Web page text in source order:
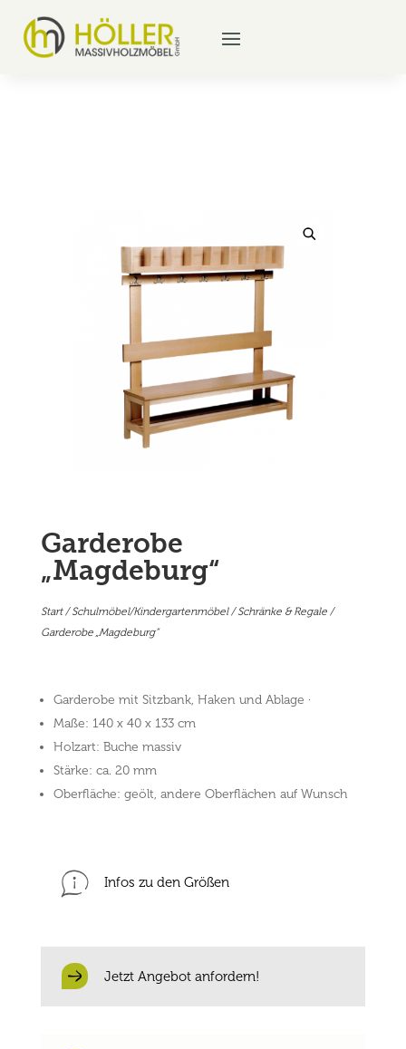
Garderobe
„Magdeburg“
Start/Schulmöbel/Kindergartenmöbel/Schränke & Regale/
Garderobe „Magdeburg“
Garderobe mit Sitzbank, Haken und Ablage ·
Maße: 140 x 40 x 133 cm
Holzart: Buche massiv
Stärke: ca. 20 mm
Oberfläche: geölt, andere Oberflächen auf Wunsch
Infos zu den Größen
Jetzt Angebot anfordern!